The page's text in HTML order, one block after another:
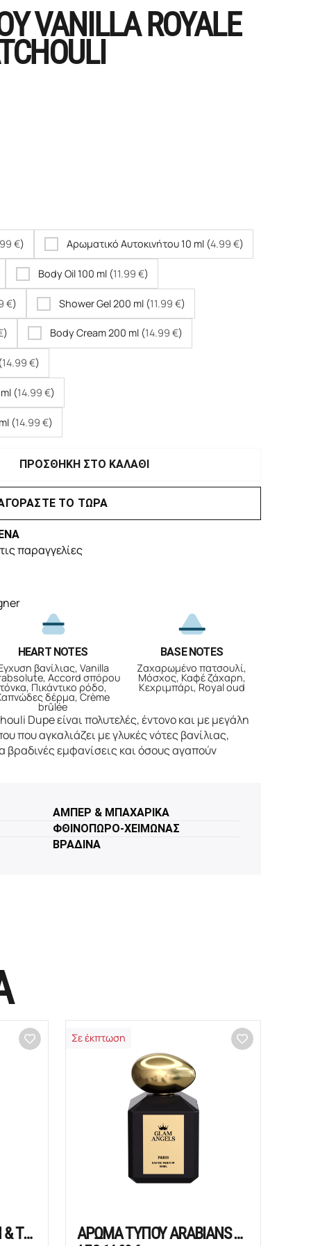
ROYALE
€) Αρωματικό Αυτοκινήτου 10 ml (4.99 €)
Body Oil 100 ml (11.99 €)
€) Shower Gel 200 ml (11.99 €)
) Body Cream 200 ml (14.99 €)
14.99 €)
(14.99 €)
(14.99 €)
ΠΡΟΣΘΗΚΗ ΣΤΟ ΚΑΛΑΘΙ
ΤΟ ΤΩΡΑ
παραγγελίες
HEART NOTES
βανίλιας, Vanilla
Accord σπόρου
τόνκα, Πικάντικο ρόδο,
δέρμα, Crème
brûlée
BASE NOTES
Ζαχαρωμένο πατσουλί,
Μόσχος, Καφέ ζάχαρη,
Κεχριμπάρι, Royal oud
Dupe είναι πολυτελές, έντονο και με μεγάλη
που αγκαλιάζει με γλυκές νότες βανίλιας,
βραδινές εμφανίσεις και όσους αγαπούν
ΑΜΠΕΡ & ΜΠΑΧΑΡΙΚΑ
ΦΘΙΝΟΠΩΡΟ-ΧΕΙΜΩΝΑΣ
ΒΡΑΔΙΝΑ
ΑΡΩΜΑ ΤΥΠΟΥ MYRRH & TONKA
Σε έκπτωση
ΑΡΩΜΑ ΤΥΠΟΥ ARABIANS TONKA